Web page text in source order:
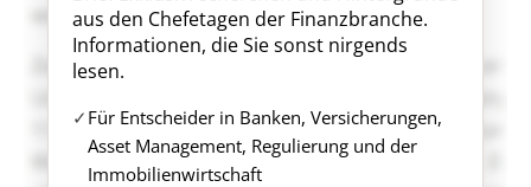
aus den Chefetagen der Finanzbranche.
Informationen, die Sie sonst nirgends
lesen.
Für Entscheider in Banken, Versicherungen,
Asset Management, Regulierung und der
Immobilienwirtschaft